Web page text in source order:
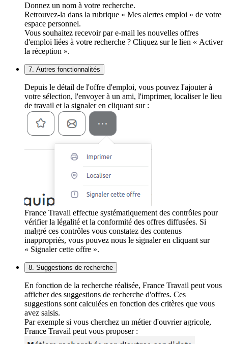
Donnez un nom à votre recherche.
Retrouvez-la dans la rubrique « Mes alertes emploi » de votre
espace personnel.
Vous souhaitez recevoir par e-mail les nouvelles offres
d'emploi liées à votre recherche ? Cliquez sur le lien « Activer
la réception ».
7. Autres fonctionnalités
Depuis le détail de l'offre d'emploi, vous pouvez l'ajouter à
votre sélection, l'envoyer à un ami, l'imprimer, localiser le lieu
de travail et la signaler en cliquant sur :
France Travail effectue systématiquement des contrôles pour
vérifier la légalité et la conformité des offres diffusées. Si
malgré ces contrôles vous constatez des contenus
inappropriés, vous pouvez nous le signaler en cliquant sur
« Signaler cette offre ».
8. Suggestions de recherche
En fonction de la recherche réalisée, France Travail peut vous
afficher des suggestions de recherche d'offres. Ces
suggestions sont calculées en fonction des critères que vous
avez saisis.
Par exemple si vous cherchez un métier d'ouvrier agricole,
France Travail peut vous proposer :